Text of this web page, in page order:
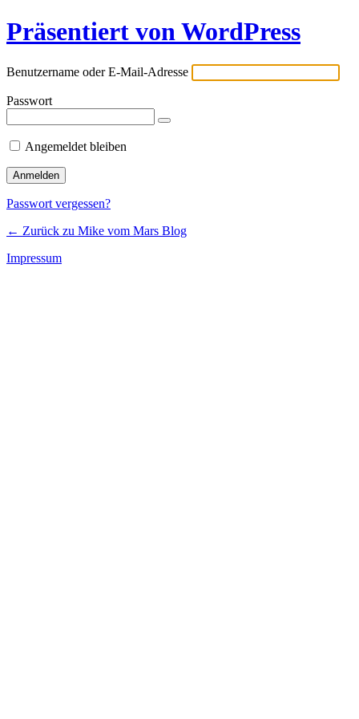
Präsentiert von WordPress
Benutzername oder E-Mail-Adresse
Passwort
Angemeldet bleiben
Passwort vergessen?
← Zurück zu Mike vom Mars Blog
Impressum